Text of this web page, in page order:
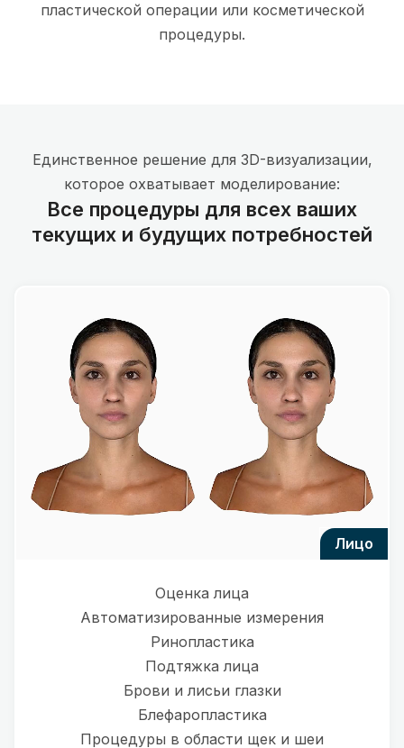
пластической операции или косметической
процедуры.
Единственное решение для 3D-визуализации,
которое охватывает моделирование:
Все процедуры для всех ваших
текущих и будущих потребностей
лицо
Оценка лица
Автоматизированные измерения
Ринопластика
Подтяжка лица
Брови и лисьи глазки
Блефаропластика
Процедуры в области щек и шеи